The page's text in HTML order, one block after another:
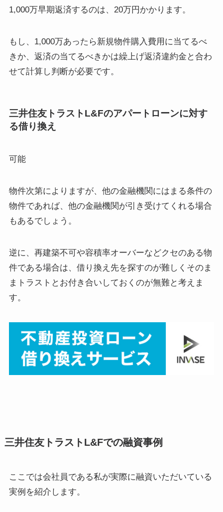
1,000万早期返済するのは、20万円かかります。
もし、1,000万あったら新規物件購入費用に当てるべ
きか、返済の当てるべきかは繰上げ返済違約金と合わ
せて計算し判断が必要です。
三井住友トラストL&Fのアパートローンに対す
る借り換え
可能
物件次第によりますが、他の金融機関にはまる条件の
物件であれば、他の金融機関が引き受けてくれる場合
もあるでしょう。
逆に、再建築不可や容積率オーバーなどクセのある物
件である場合は、借り換え先を探すのが難しくそのま
まトラストとお付き合いしておくのが無難と考えま
す。
三井住友トラストL&Fでの融資事例
ここでは会社員である私が実際に融資いただいている
実例を紹介します。